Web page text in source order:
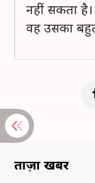
नहीं सकता
वह उसका
ताज़ा खबरें